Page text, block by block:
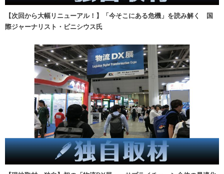
【次回から大幅リニューアル！】「今そこにある危機」を読み解く 国
際ジャーナリスト・ビニシウス氏